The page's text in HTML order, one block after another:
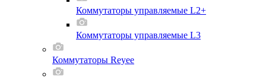
Коммутаторы управляемые L2+
Коммутаторы управляемые L3
Коммутаторы Reyee